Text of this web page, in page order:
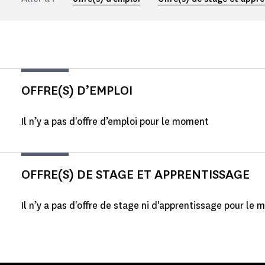
OFFRE(S) D’EMPLOI
Il n’y a pas d'offre d’emploi pour le moment
OFFRE(S) DE STAGE ET APPRENTISSAGE
Il n’y a pas d'offre de stage ni d'apprentissage pour le